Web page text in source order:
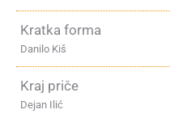
Kratka forma
Danilo Kiš
Kraj priče
Dejan Ilić